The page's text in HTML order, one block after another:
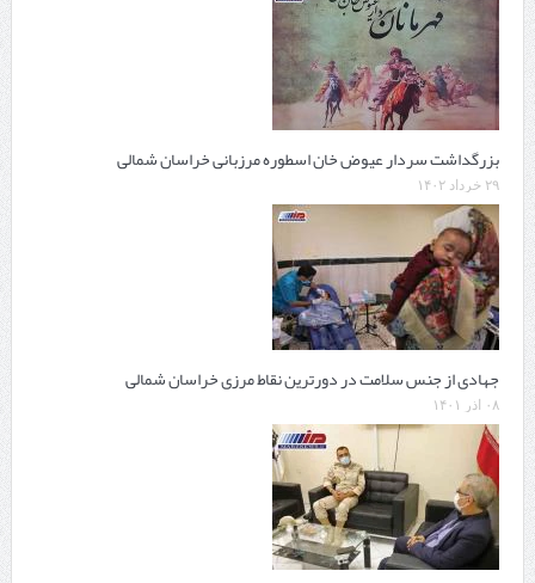
بزرگداشت سردار عیوض خان اسطوره مرزبانی خراسان شمالی
۲۹ خرداد ۱۴۰۲
جهادی از جنس سلامت در دورترین نقاط مرزی خراسان شمالی
۰۸ آذر ۱۴۰۱